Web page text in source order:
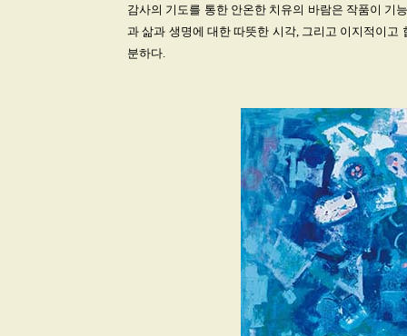
감사의 기도를 통한 안온한 치유의 바람은 작품이 기
과 삶과 생명에 대한 따뜻한 시각, 그리고 이지적이
분하다.